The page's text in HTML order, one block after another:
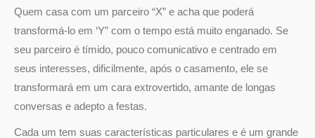
Quem casa com um parceiro “X” e acha que poderá
transformá-lo em ‘Y” com o tempo está muito enganado. Se
seu parceiro é tímido, pouco comunicativo e centrado em
seus interesses, dificilmente, após o casamento, ele se
transformará em um cara extrovertido, amante de longas
conversas e adepto a festas.
Cada um tem suas características particulares e é um grande